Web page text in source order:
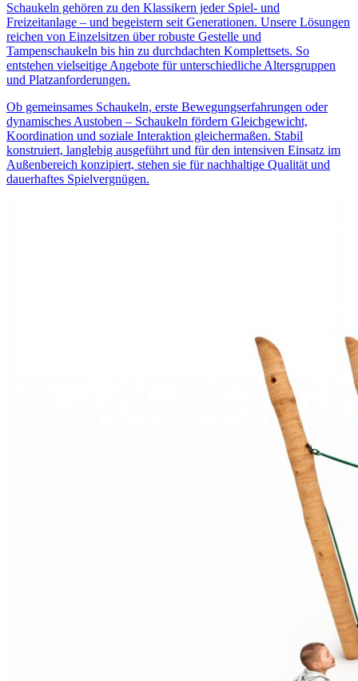
Schaukeln gehören zu den Klassikern jeder Spiel- und
Freizeitanlage – und begeistern seit Generationen. Unsere Lösungen
reichen von Einzelsitzen über robuste Gestelle und
Tampenschaukeln bis hin zu durchdachten Komplettsets. So
entstehen vielseitige Angebote für unterschiedliche Altersgruppen
und Platzanforderungen.
Ob gemeinsames Schaukeln, erste Bewegungserfahrungen oder
dynamisches Austoben – Schaukeln fördern Gleichgewicht,
Koordination und soziale Interaktion gleichermaßen. Stabil
konstruiert, langlebig ausgeführt und für den intensiven Einsatz im
Außenbereich konzipiert, stehen sie für nachhaltige Qualität und
dauerhaftes Spielvergnügen.